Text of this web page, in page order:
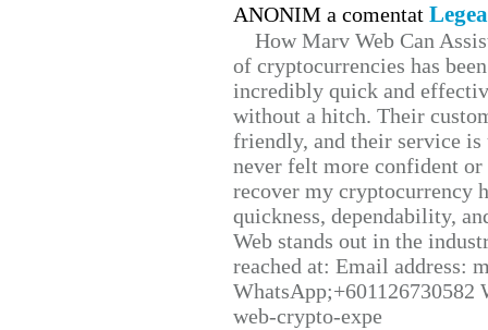
ANONIM a comentat
How Marv Web Can
of cryptocurrencies has
incredibly quick and
without a hitch. Their
friendly, and their service
never felt more confident
recover my cryptocurrency
quickness, dependability,
Web stands out in the
reached at: Email address:
web-crypto-expe